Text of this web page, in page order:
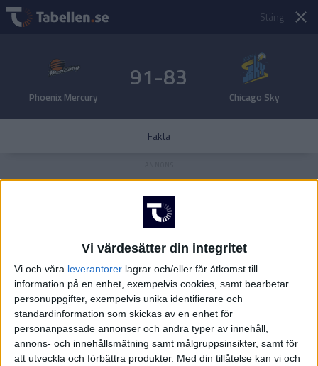
Vi värdesätter din integritet
Vi och våra leverantorer lagrar och/eller får åtkomst till
information på en enhet, exempelvis cookies, samt bearbetar
personuppgifter, exempelvis unika identifierare och
standardinformation som skickas av en enhet för
personanpassade annonser och andra typer av innehåll,
annons- och innehållsmätning samt målgruppsinsikter, samt för
att utveckla och förbättra produkter. Med din tillåtelse kan vi och
Stäng
Phoenix Mercury
91-83
Chicago Sky
Fakta